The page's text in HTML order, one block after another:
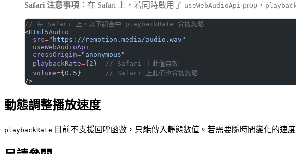
Safari 注意事項 ：在 Safari 上，若同時啟用了 useWebAudioApi prop，
// 在 Safari 上，以下組合中 playbackRate 會被忽略
<Html5Audio
  src
="https://remotion.media/audio.wav"
  useWebAudioApi
  crossOrigin
="anonymous"
  playbackRate
={ 2 }
// Safari 上此值無效
  volume
={ 0.5 }
// Safari 上此值也會被忽略
/>
動態調整播放速度
playbackRate 目前不支援回呼函數，只能傳入靜態數值。若需要隨時間變化的速